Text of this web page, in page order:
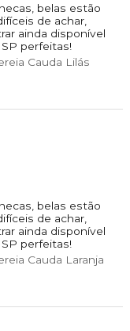
belas estão
de achar,
ainda disponível
perfeitas!
Cauda Lilás
belas estão
de achar,
ainda disponível
perfeitas!
Cauda Laranja